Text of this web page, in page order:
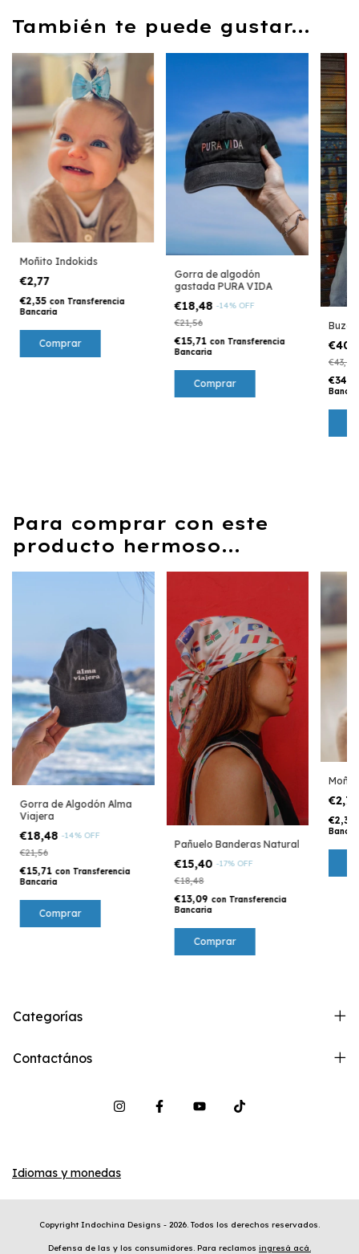
También te puede gustar...
Moñito Indokids
€2,77
€2,35 con Transferencia
Bancaria
Comprar
Gorra de algodón
gastada PURA VIDA
€18,48 -14% OFF
€21,56
€15,71 con Transferencia
Bancaria
Buzo
€43,12
Para comprar con este
producto hermoso...
Gorra de Algodón Alma
Viajera
€18,48 -14% OFF
€21,56
€15,71 con Transferencia
Bancaria
Pañuelo Banderas Natural
€15,40 -17% OFF
€18,48
€13,09 con Transferencia
Bancaria
€2,35
Categorías
Contactános
Idiomas y monedas
Copyright Indochina Designs - 2026. Todos los derechos reservados.
Defensa de las y los consumidores. Para reclamos ingresá acá.